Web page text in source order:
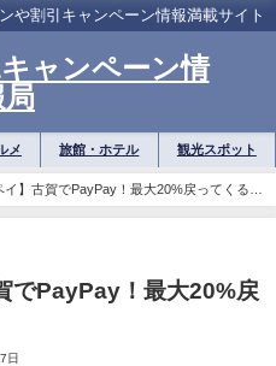
や割引キャンペーン情報満載サイト
ャンペーン情
局
メ 旅館・ホテル 観光スポット
イ】古賀でPayPay！最大20%戻ってくるキ
でPayPay！最大20%戻
日